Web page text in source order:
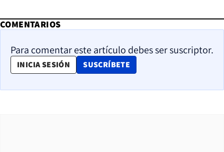
COMENTARIOS
Para comentar este artículo debes ser suscriptor.
INICIA SESIÓN SUSCRÍBETE
OPENS IN NEW WINDOW